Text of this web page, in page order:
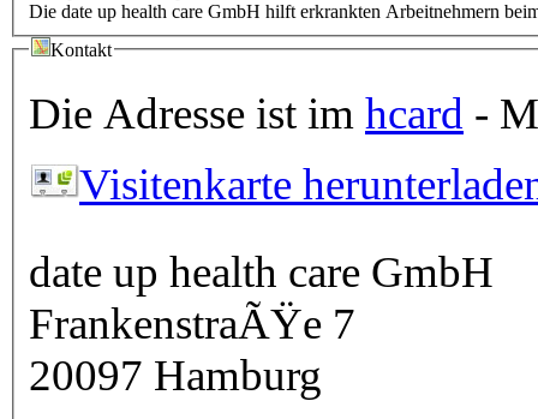
Die date up health care GmbH hilft erkrankten Arbeitnehmern
Kontakt
Die Adresse ist im hcard -
Visitenkarte
date up health care GmbH
FrankenstraÃŸe 7
20097 Hamburg